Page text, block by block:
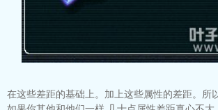
在这些差距的基础上。加上这些属性的差距。所